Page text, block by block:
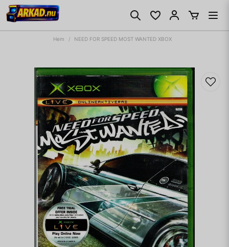
Hem NEED FOR SPEED MOST WANTED XBOX